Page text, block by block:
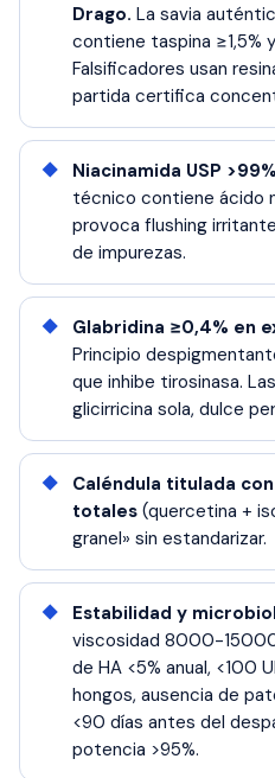
Drago. La savia
contiene taspina ≥1,5%
Falsificadores usan
partida certifica
Niacinamida USP
técnico contiene ácido
provoca flushing
de impurezas.
Glabridina ≥0,4% en
Principio
que inhibe tirosinasa.
glicirricina sola, dulce
Caléndula titulada
totales (quercetina +
granel» sin estandarizar.
Estabilidad y
viscosidad 8000-
de HA <5% anual, <100
hongos, ausencia de
<90 días antes del
potencia >95%.